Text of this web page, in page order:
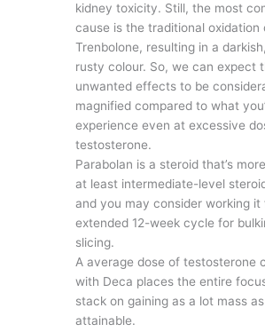
kidney toxicity. Still, the most
cause is the traditional oxidation
Trenbolone, resulting in a darkish,
rusty colour. So, we can expect
unwanted effects to be
magnified compared to what
experience even at excessive
testosterone.
Parabolan is a steroid that’s
at least intermediate-level
and you may consider working it
extended 12-week cycle for
slicing.
A average dose of testosterone
with Deca places the entire
stack on gaining as a lot mass as
attainable.